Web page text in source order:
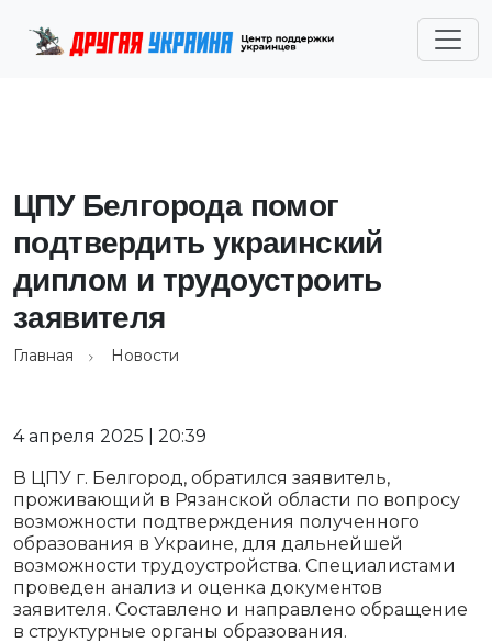
ЦПУ Белгорода помог
подтвердить украинский
диплом и трудоустроить
заявителя
Главная Новости
4 апреля 2025 | 20:39
В ЦПУ г. Белгород, обратился заявитель,
проживающий в Рязанской области по вопросу
возможности подтверждения полученного
образования в Украине, для дальнейшей
возможности трудоустройства. Специалистами
проведен анализ и оценка документов
заявителя. Составлено и направлено обращение
в структурные органы образования.